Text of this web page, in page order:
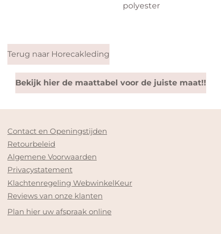
polyester
Terug naar Horecakleding
Bekijk hier de maattabel voor de juiste maat!!
Contact en Openingstijden
Retourbeleid
Algemene Voorwaarden
Privacystatement
Klachtenregeling WebwinkelKeur
Reviews van onze klanten
Plan hier uw afspraak online